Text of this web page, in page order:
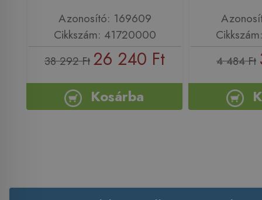
Azonosító: 169609
Cikkszám: 41720000
38 292 Ft 26 240 Ft
Kosárba
4 484 Ft